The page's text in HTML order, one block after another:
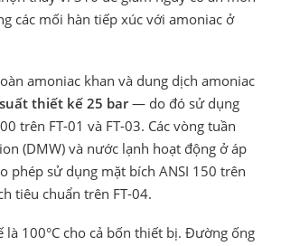
các mối hàn tiếp xúc với amoniac ở
amoniac khan và dung dịch amoniac
thiết kế 25 bar— do đó sử dụng
trên FT-01 và FT-03. Các vòng tuần
(DMW) và nước lạnh hoạt động ở áp
phép sử dụng mặt bích ANSI 150 trên
tiêu chuẩn trên FT-04.
là 100°C cho cả bốn thiết bị. Đường ống